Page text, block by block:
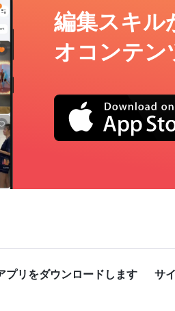
編集スキル
オコンテン
プリをダウンロードします サ